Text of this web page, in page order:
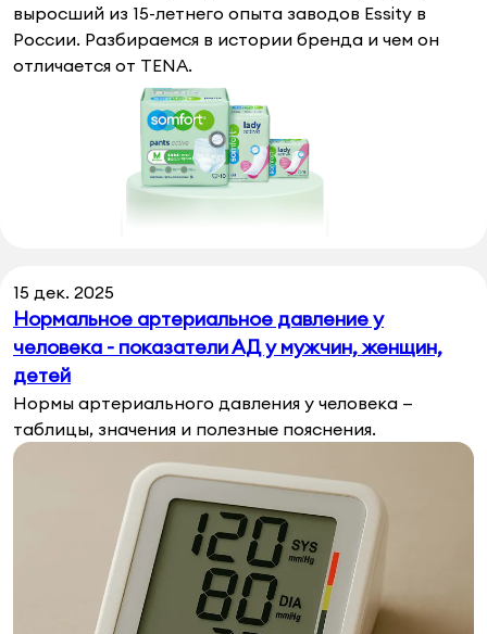
выросший из 15-летнего опыта заводов Essity в
России. Разбираемся в истории бренда и чем он
отличается от TENA.
15 дек. 2025
Нормальное артериальное давление у
человека - показатели АД у мужчин, женщин,
детей
Нормы артериального давления у человека —
таблицы, значения и полезные пояснения.